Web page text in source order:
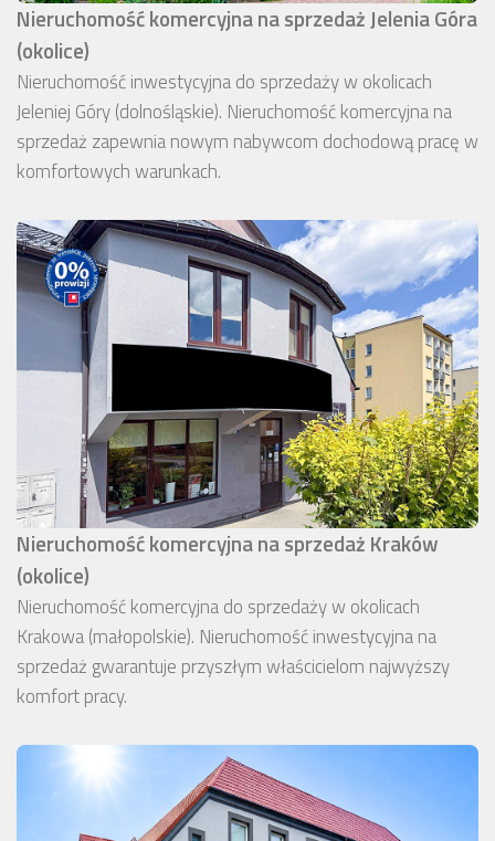
Nieruchomość komercyjna na sprzedaż Jelenia Góra
(okolice)
Nieruchomość inwestycyjna do sprzedaży w okolicach
Jeleniej Góry (dolnośląskie). Nieruchomość komercyjna na
sprzedaż zapewnia nowym nabywcom dochodową pracę w
komfortowych warunkach.
Nieruchomość komercyjna na sprzedaż Kraków
(okolice)
Nieruchomość komercyjna do sprzedaży w okolicach
Krakowa (małopolskie). Nieruchomość inwestycyjna na
sprzedaż gwarantuje przyszłym właścicielom najwyższy
komfort pracy.